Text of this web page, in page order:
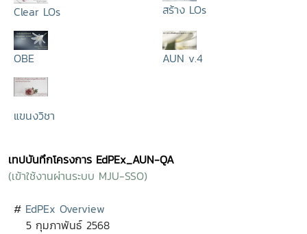
Clear LOs สร้าง LOs
OBE AUN v.4
แขนงวิชา
เทปบันทึกโครงการ EdPEx_AUN-QA
(เข้าใช้งานผ่านระบบ MJU-SSO)
# EdPEx Overview
5 กุมภาพันธ์ 2568